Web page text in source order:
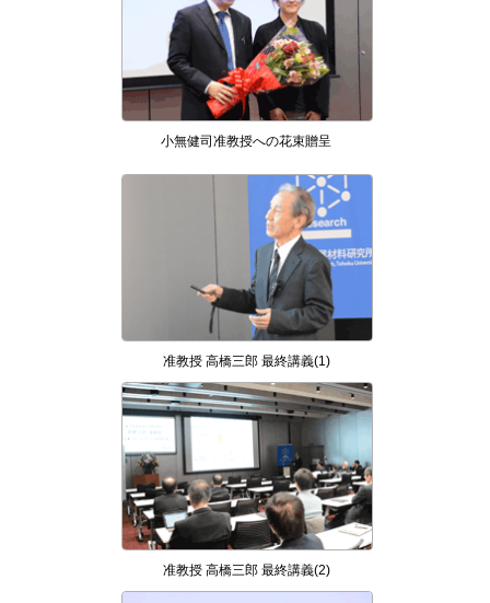
小無健司准教授への花束贈呈
准教授 高橋三郎 最終講義(1)
准教授 高橋三郎 最終講義(2)